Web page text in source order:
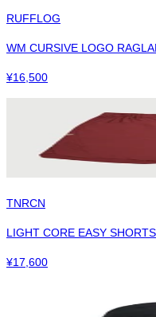
RUFFLOG
WM CURSIVE LOGO
¥16,500
TNRCN
LIGHT CORE EASY SHORTS
¥17,600